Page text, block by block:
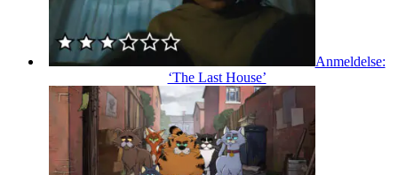
Anmeldelse:
‘The Last House’